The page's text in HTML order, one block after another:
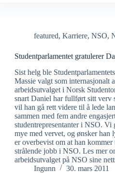
featured, Karriere, NSO,
Studentparlamentet gratulerer
Sist helg ble
Massie valgt som internasjonalt
arbeidsutvalget i Norsk
snart Daniel har fullført sitt verv
vil han gå rett videre til å lede
sammen med fem andre
studentrepresentanter i NSO. Vi
mye med vervet, og ønsker
er overbevist om at han kommer
strålende jobb i NSO. Les mer
arbeidsutvalget på NSO sine
Ingunn
30. mars 2011